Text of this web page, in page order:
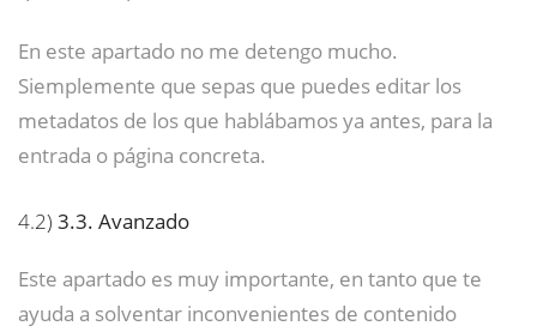
En este apartado no me detengo mucho.
Siemplemente que sepas que puedes editar los
metadatos de los que hablábamos ya antes, para la
entrada o página concreta.
4.2) 3.3. Avanzado
Este apartado es muy importante, en tanto que te
ayuda a solventar inconvenientes de contenido